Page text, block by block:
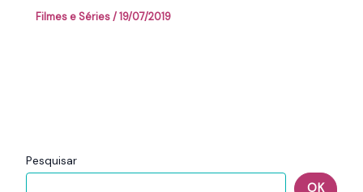
Pesquisar
OK
Filmes e Séries/19/07/2019